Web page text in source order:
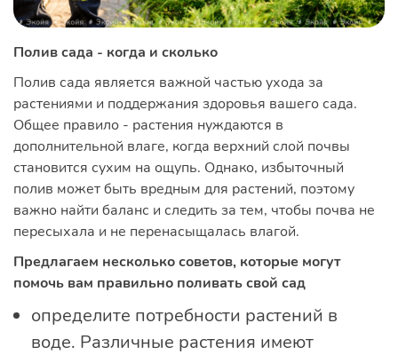
Полив сада - когда и сколько
Полив сада является важной частью ухода за
растениями и поддержания здоровья вашего сада.
Общее правило - растения нуждаются в
дополнительной влаге, когда верхний слой почвы
становится сухим на ощупь. Однако, избыточный
полив может быть вредным для растений, поэтому
важно найти баланс и следить за тем, чтобы почва не
пересыхала и не перенасыщалась влагой.
Предлагаем несколько советов, которые могут
помочь вам правильно поливать свой сад
определите потребности растений в
воде. Различные растения имеют